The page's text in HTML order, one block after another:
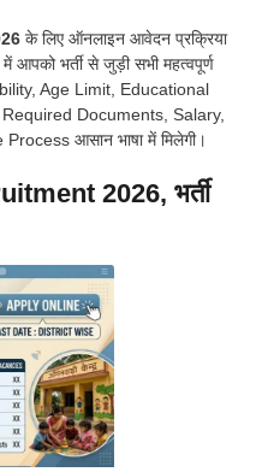
के लिए ऑनलाइन आवेदन प्रक्रिया
भर्ती से जुड़ी सभी महत्वपूर्ण
Age Limit, Educational
Documents, Salary,
आसान भाषा में मिलेगी।
2026, भर्ती